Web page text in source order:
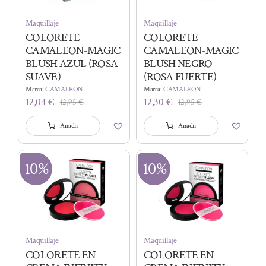
Maquillaje
COLORETE
CAMALEON-MAGIC
BLUSH AZUL (ROSA
SUAVE)
Marca:CAMALEON
12,95€El
precio
original
era:
12,95 €.
12,04€
El
precio
actual
es:
12,04 €.
Añadir
Maquillaje
COLORETE
CAMALEON-MAGIC
BLUSH NEGRO
(ROSA FUERTE)
Marca:CAMALEON
12,95€El
precio
original
era:
12,95 €.
12,30 €
El
precio
actual
es:
12,30 €.
Añadir
10%
Maquillaje
COLORETE EN
10%
Maquillaje
COLORETE EN